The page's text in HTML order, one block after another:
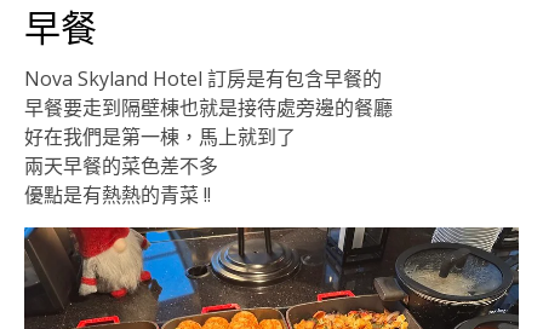
早餐
Nova Skyland Hotel 訂房是有包含早餐的
早餐要走到隔壁棟也就是接待處旁邊的餐廳
好在我們是第一棟，馬上就到了
兩天早餐的菜色差不多
優點是有熱熱的青菜 !!